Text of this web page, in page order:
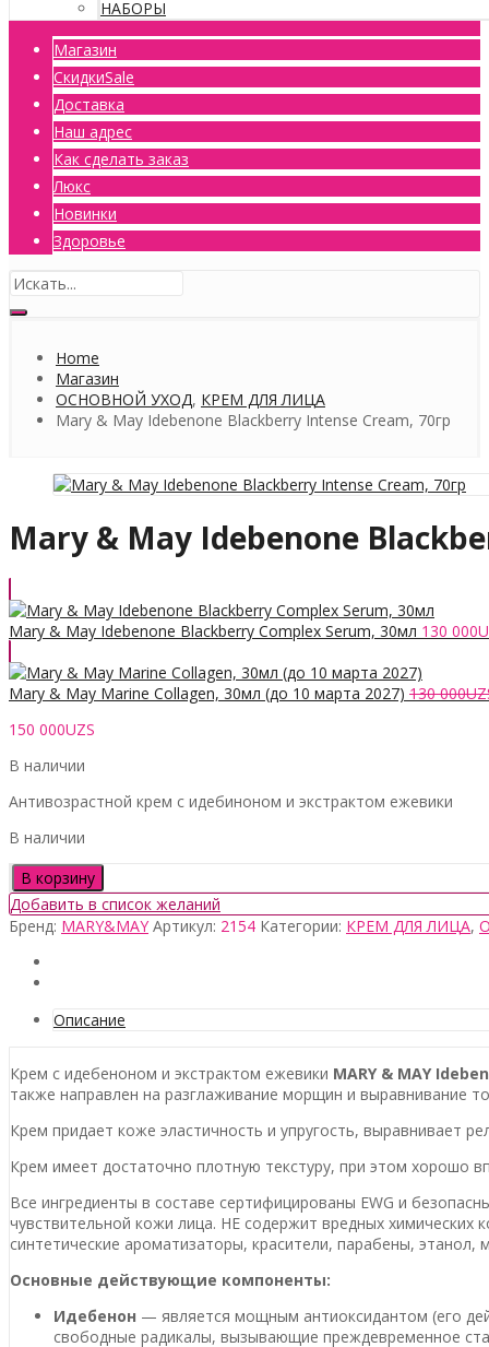
НАБОРЫ
Магазин
СкидкиSale
Доставка
Наш адрес
Как сделать заказ
Люкс
Новинки
Здоровье
Home
Магазин
ОСНОВНОЙ УХОД, КРЕМ ДЛЯ ЛИЦА
Mary & May Idebenone Blackberry Intense Cream, 70гр
Mary & May Idebenone
Mary & May Idebenone Blackberry Complex Serum, 30мл 130 000
Mary & May Marine Collagen, 30мл (до 10 марта 2027) 130 000
150 000UZS
В наличии
Антивозрастной крем с идебиноном и экстрактом ежевики
В наличии
Количество
товара
Mary
&
May
Idebenone
Intense
В корзину
Добавить в список желаний
Бренд: MARY&MAY Артикул: 2154 Категории: КРЕМ ДЛЯ ЛИЦА,
Описание
Крем с идебеноном и экстрактом ежевики MARY & MAY
также направлен на разглаживание морщин и выравнивание
Крем придает коже эластичность и упругость, выравнивает
Крем имеет достаточно плотную текстуру, при этом хорошо
Все ингредиенты в составе сертифицированы EWG и
чувствительной кожи лица. НЕ содержит вредных химических
синтетические ароматизаторы, красители, парабены,
Основные действующие компоненты:
Идебенон — является мощным антиоксидантом (его
свободные радикалы, вызывающие преждевременное